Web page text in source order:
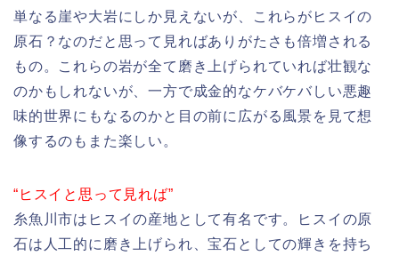
単なる崖や大岩にしか見えないが、これらがヒスイの
原石？なのだと思って見ればありがたさも倍増される
もの。これらの岩が全て磨き上げられていれば壮観な
のかもしれないが、一方で成金的なケバケバしい悪趣
味的世界にもなるのかと目の前に広がる風景を見て想
像するのもまた楽しい。
“ヒスイと思って見れば”
糸魚川市はヒスイの産地として有名です。ヒスイの原
石は人工的に磨き上げられ、宝石としての輝きを持ち